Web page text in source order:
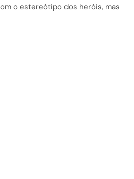
o estereótipo dos heróis, mas